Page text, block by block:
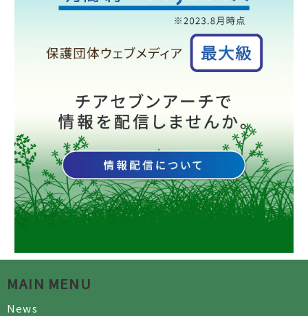
MAIN MENU
News